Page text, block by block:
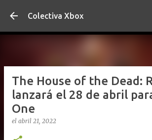
Ir al contenido principal
Colectiva Xbox
The House of the Dead:
lanzará el 28 de abril
One
el abril 21, 2022